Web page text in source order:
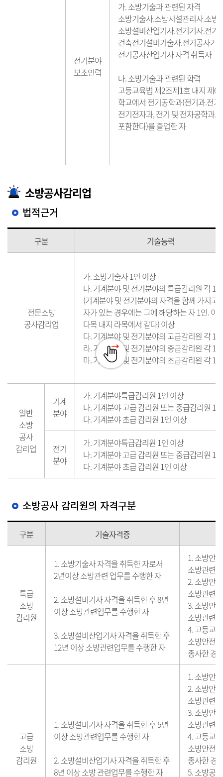
전기분야
보조인력
가. 소방기술과 관련된 자격
소방기술사.소방시설관리사.소방
소방설비산업기사.전기기사.전기
건축전기설비기술사.전기공사기
전기공사산업기사 자격 취득자
나. 소방기술과 관련된 학력
고등교육법 제2조제1호 내지 제6
학교에서 전기공학과(전기과.전
전기전자과, 전기 및 전자공학과.
포함한다)를 졸업한 자
소방공사감리업
법적근거
구분 기술능력
전문소방
공사감리업
가. 소방기술사 1인 이상
나. 기계분야 및 전기분야의 특급감리원 각 1인
(기계분야 및 전기분야의 자격을 함께 가지고
자가 있는 경우에는 그에 해당하는 자 1인. 이
다목 내지 라목에서 같다) 이상
다. 기계분야 및 전기분야의 고급감리원 각 1
라. 기계분야 및 전기분야의 중급감리원 각 1
마. 기계분야 및 전기분야의 초급감리원 각 1
일반
소방
공사
감리업
기계
분야
가. 기계분야특급감리원 1인 이상
나. 기계분야 고급 감리원 또는 중급감리원 1
다. 기계분야 초급 감리원 1인 이상
전기
분야
가. 기계분야특급감리원 1인 이상
나. 기계분야 고급 감리원 또는 중급감리원 1
다. 기계분야 초급 감리원 1인 이상
소방공사 감리원의 자격구분
구분 기술자격증
특급
소방
감리원
1. 소방기술사 자격을 취득한 자로서
2년이상 소방관련 업무를 수행한 자
2. 소방설비기사 자격을 취득한 후 8년
이상 소방관련업무를 수행한 자
3. 소방설비산업기사 자격을 취득한 후
12년 이상 소방관련업무를 수행한 자
1. 소방안
소방관련
2. 소방안
소방관련
3. 소방안
소방관련
4. 고등교
소방안전
종사한 경
고급
소방
감리원
1. 소방설비기사 자격을 취득한 후 5년
이상 소방관련업무를 수행한 자
2. 소방설비산업기사 자격을 취득한 후
8년 이상 소방 관련업무를 수행한 자
1. 소방안
2. 소방안
소방관련
3. 소방안
소방관련
4. 고등교
소방안전
종사한 경
5. 소방공